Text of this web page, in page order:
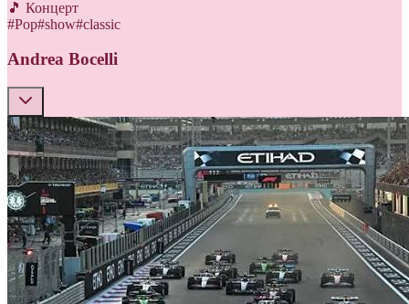
🎵 Концерт
#Pop#show#classic
Andrea Bocelli